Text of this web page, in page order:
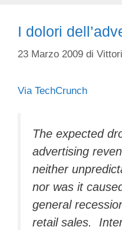
I dolori
23 Marzo 2009 di
Via TechCrunch
The expected
advertising
neither
nor was it
general
retail sales.